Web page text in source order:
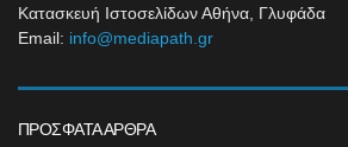
Κατασκευή Ιστοσελίδων Αθήνα, Γλυφάδα
Email: info@mediapath.gr
ΠΡΌΣΦΑΤΑ ΆΡΘΡΑ